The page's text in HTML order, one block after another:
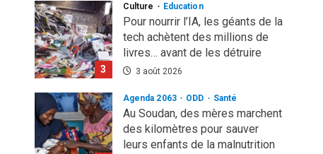
4 août 2026
3
Culture Education
Pour nourrir l’IA, les géants de la
tech achètent des millions de
livres… avant de les détruire
3 août 2026
Agenda 2063 ODD Santé
Au Soudan, des mères marchent
des kilomètres pour sauver
leurs enfants de la malnutrition